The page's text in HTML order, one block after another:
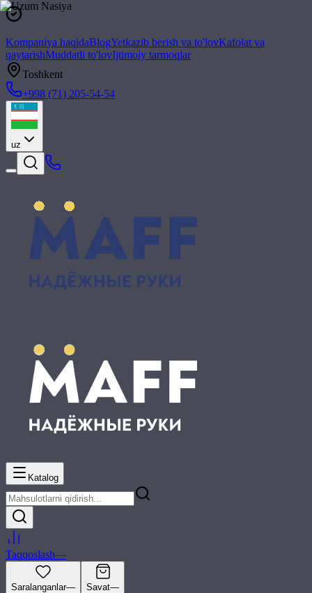
Kompaniya haqidaBlogYetkazib berish va to'lovKafolat va
qaytarishMuddatli to'lovIjtimoiy tarmoqlar
Toshkent
+998 (71) 205-54-54
uz
Katalog
Taqqoslash—
Saralanganlar— Savat—